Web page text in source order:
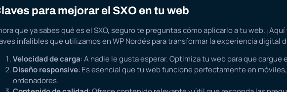
para mejorar el SXO en tu web
que ya sabes qué es el SXO, seguro te preguntas cómo aplicarlo a tu web.
infalibles que utilizamos en WP Nordés para transformar la experiencia digital
Velocidad de carga: A nadie le gusta esperar. Optimiza tu web para que cargue
Diseño responsive: Es esencial que tu web funcione perfectamente en
ordenadores.